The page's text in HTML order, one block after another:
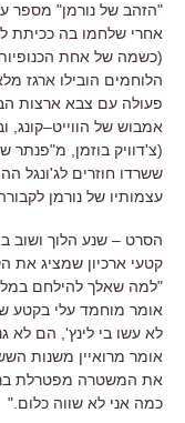
"הזהב של נורמן" מספר
אחרי שלחמו בה ככיתת
(כשמה של אחת
הלוחמים הובילו ארגז
פעולה עם צבא ארצות
אמבוש של הווייט–קונג
(צ'דוויק בוזמן מ"פנתר
ששרדו חוזרים לג'ונגל
עצמותיו של נורמן
הסרט – שנע הלוך ושוב
קטעי ארכיון שמציג את
"למה שאלך להילחם
אומר מוחמד עלי בקטע
לא עשו בי לינץ', הם לא
אומר מרואיין משנות
את המשטרה מפטרלת
כמה אני לא שווה כלום ."